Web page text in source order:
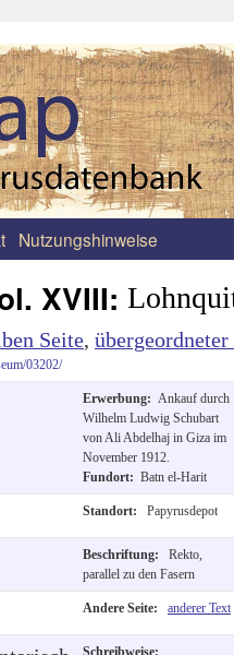
Nutzungshinweise
XVIII:
Seite, übergeordneter
03202/
Erwerbung: Ankauf durch
Wilhelm Ludwig Schubart
von Ali Abdelhaj in Giza im
November 1912.
Fundort: Batn el-Harit
Standort: Papyrusdepot
Beschriftung:
Rekto,
parallel zu den Fasern
Andere Seite: anderer Text
Schreibweise: